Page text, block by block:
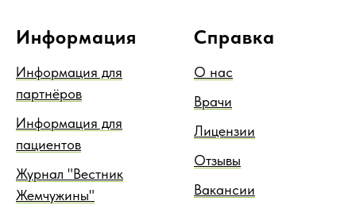
Информация
Информация для
партнёров
Информация для
пациентов
Журнал "Вестник
Жемчужины"
Справка
О нас
Врачи
Лицензии
Отзывы
Вакансии